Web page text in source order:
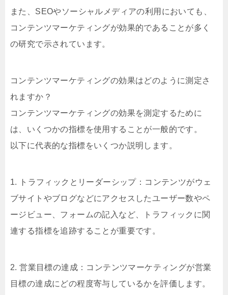
また、SEOやソーシャルメディアの利用においても、
コンテンツマーケティングが効果的であることが多く
の研究で示されています。
コンテンツマーケティングの効果はどのように測定さ
れますか？
コンテンツマーケティングの効果を測定するために
は、いくつかの指標を使用することが一般的です。
以下に代表的な指標をいくつか説明します。
1. トラフィックとリーダーシップ：コンテンツがウェ
ブサイトやブログなどにアクセスしたユーザー数やペ
ージビュー、フォームの記入など、トラフィックに関
連する指標を追跡することが重要です。
2. 営業目標の達成：コンテンツマーケティングが営業
目標の達成にどの程度寄与しているかを評価します。